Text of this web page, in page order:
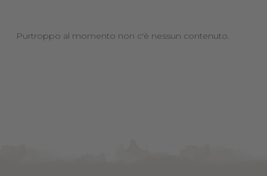
Purtroppo al momento non c'è nessun contenuto.